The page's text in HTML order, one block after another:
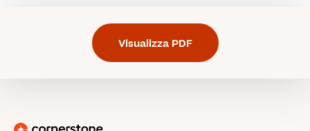
Visualizza PDF